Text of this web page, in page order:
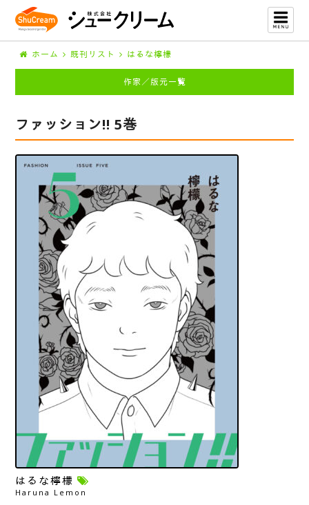
ホーム 既刊リスト はるな檸檬
作家／版元一覧
ファッション!! 5巻
はるな檸檬
Haruna Lemon